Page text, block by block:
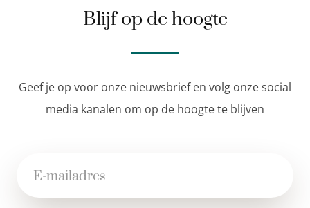
Blijf op de hoogte
Geef je op voor onze nieuwsbrief en volg onze social
media kanalen om op de hoogte te blijven